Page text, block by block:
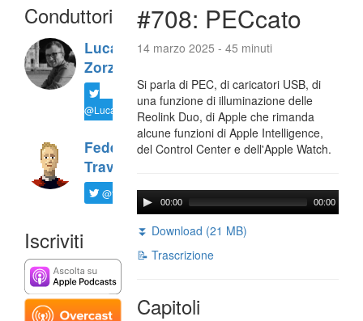
Conduttori
Luca
Zorzi
@LucaTNT
Federico
Travaini
@ftrava
Iscriviti
#708: PECcato
14 marzo 2025 - 45 minuti
Si parla di PEC, di caricatori USB, di
una funzione di illuminazione delle
Reolink Duo, di Apple che rimanda
alcune funzioni di Apple Intelligence,
del Control Center e dell'Apple Watch.
00:00 00:00
⏬ Download (21 MB)
📝 Trascrizione
Capitoli